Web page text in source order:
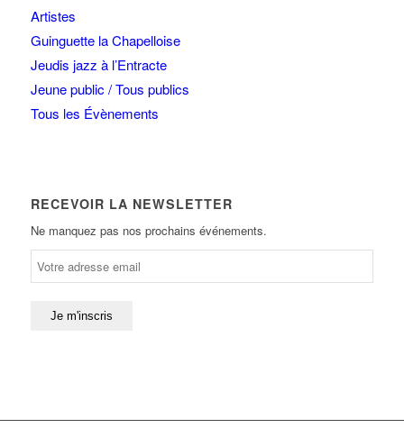
Artistes
Guinguette la Chapelloise
Jeudis jazz à l’Entracte
Jeune public / Tous publics
Tous les Évènements
RECEVOIR LA NEWSLETTER
Ne manquez pas nos prochains événements.